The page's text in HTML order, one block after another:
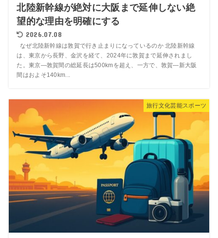
北陸新幹線が絶対に大阪まで延伸しない絶
望的な理由を明確にする
2026.07.08
なぜ北陸新幹線は敦賀で行き止まりになっているのか 北陸新幹線
は、東京から長野、金沢を経て、2024年に敦賀まで延伸されまし
た。東京―敦賀間の総延長は500kmを超え、一方で、敦賀―新大阪
間はおよそ140km...
旅行文化芸能スポーツ